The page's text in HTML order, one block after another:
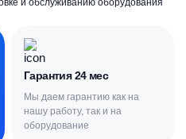
и обслуживанию оборудования
Гарантия 24 мес
Мы даем гарантию как на
нашу работу, так и на
оборудование